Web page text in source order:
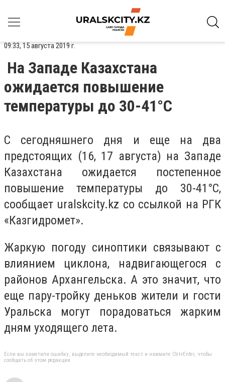
09:33, 15 августа 2019 г.
На Западе Казахстана
ожидается повышение
температуры до 30-41°С
С сегодняшнего дня и еще на два
предстоящих (16, 17 августа) на Западе
Казахстана ожидается постепенное
повышение температуры до 30-41°С,
сообщает uralskcity.kz со ссылкой на РГК
«Казгидромет».
Жаркую погоду синоптики связывают с
влиянием циклона, надвигающегося с
районов Архангельска. А это значит, что
еще пару-тройку деньков жители и гости
Уральска могут порадоваться жарким
дням уходящего лета.
Если вы заметили ошибку, выделите необходимый текст и нажмите Ctrl+Enter, чтобы
сообщить об этом редакции